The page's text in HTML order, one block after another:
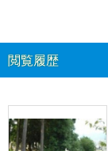
閲覧履歴